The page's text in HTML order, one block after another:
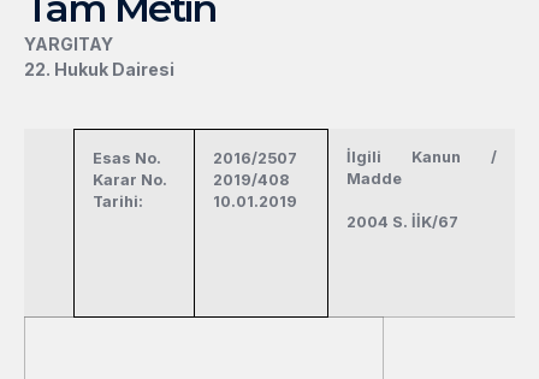
YARGITAY
22. Hukuk Dairesi
Esas No.
Karar No.
Tarihi:
2016/2507
2019/408
10.01.2019
İlgili Kanun /
Madde
2004 S. İİK/67